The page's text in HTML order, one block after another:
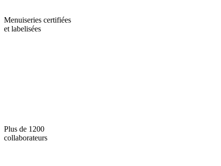
Menuiseries certifiées
et labelisées
Plus de 1200
collaborateurs